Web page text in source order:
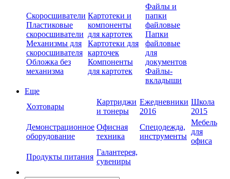
Скоросшиватели
Пластиковые
скоросшиватели
Механизмы для
скоросшивателя
Обложка без
механизма
Картотеки и
компоненты
для картотек
Картотеки для
карточек
Компоненты
для картотек
Файлы и
папки
файловые
Папки
файловые
для
документов
Файлы-
вкладыши
Еще
Хозтовары
Картриджи
и тонеры
Ежедневники
2016
Школа
2015
Демонстрационное
оборудование
Офисная
техника
Спецодежда,
инструменты
Мебель
для
офиса
Продукты питания
Галантерея,
сувениры